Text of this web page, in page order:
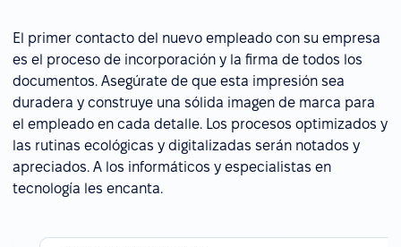
El primer contacto del nuevo empleado con su empresa
es el proceso de incorporación y la firma de todos los
documentos. Asegúrate de que esta impresión sea
duradera y construye una sólida imagen de marca para
el empleado en cada detalle. Los procesos optimizados y
las rutinas ecológicas y digitalizadas serán notados y
apreciados. A los informáticos y especialistas en
tecnología les encanta.